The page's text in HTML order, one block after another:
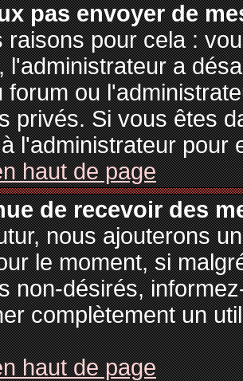
pas envoyer de
raisons pour cela :
l'administrateur a
forum ou
privés. Si vous êtes
l'administrateur pour
haut de page
de recevoir des
nous ajouterons
le moment, si
non-désirés,
complètement un
haut de page